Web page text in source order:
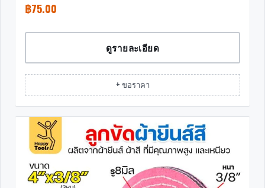
฿75.00
ดูรายละเอียด
+ ขอราคา